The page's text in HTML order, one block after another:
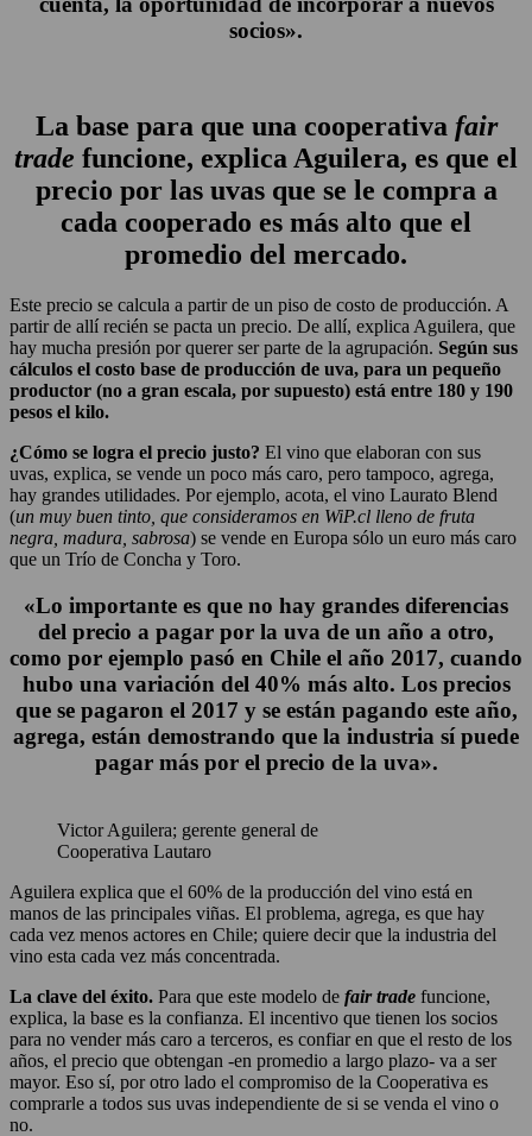
socios».
La base para que una cooperativa fair
trade funcione, explica Aguilera, es que el
precio por las uvas que se le compra a
cada cooperado es más alto que el
promedio del mercado.
Este precio se calcula a partir de un piso de costo de producción. A
partir de allí recién se pacta un precio. De allí, explica Aguilera, que
hay mucha presión por querer ser parte de la agrupación. Según sus
cálculos el costo base de producción de uva, para un pequeño
productor (no a gran escala, por supuesto) está entre 180 y 190
pesos el kilo.
¿Cómo se logra el precio justo? El vino que elaboran con sus
uvas, explica, se vende un poco más caro, pero tampoco, agrega,
hay grandes utilidades. Por ejemplo, acota, el vino Laurato Blend
(un muy buen tinto, que consideramos en WiP.cl lleno de fruta
negra, madura, sabrosa) se vende en Europa sólo un euro más caro
que un Trío de Concha y Toro.
«Lo importante es que no hay grandes diferencias
del precio a pagar por la uva de un año a otro,
como por ejemplo pasó en Chile el año 2017, cuando
hubo una variación del 40% más alto. Los precios
que se pagaron el 2017 y se están pagando este año,
agrega, están demostrando que la industria sí puede
pagar más por el precio de la uva».
Victor Aguilera; gerente general de
Cooperativa Lautaro
Aguilera explica que el 60% de la producción del vino está en
manos de las principales viñas. El problema, agrega, es que hay
cada vez menos actores en Chile; quiere decir que la industria del
vino esta cada vez más concentrada.
La clave del éxito. Para que este modelo de fair trade funcione,
explica, la base es la confianza. El incentivo que tienen los socios
para no vender más caro a terceros, es confiar en que el resto de los
años, el precio que obtengan -en promedio a largo plazo- va a ser
mayor. Eso sí, por otro lado el compromiso de la Cooperativa es
comprarle a todos sus uvas independiente de si se venda el vino o
no.